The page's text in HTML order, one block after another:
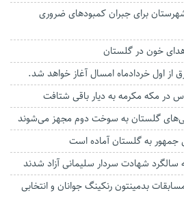
برای جبران کمبودهای ضروری
از اول خردادماه امسال آغاز خواهد شد.
در مکه مکرمه به دیار باقی شتافت
به گلستان آماده است
بدمینتون رنکینگ جوانان و انتخابی